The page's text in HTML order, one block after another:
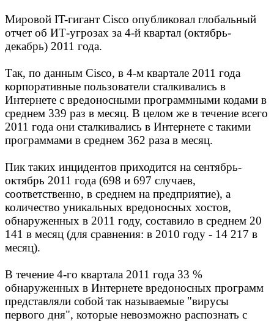
Мировой IT-гигант Cisco опубликовал глобальный
отчет об ИТ-угрозах за 4-й квартал (октябрь-
декабрь) 2011 года.
Так, по данным Cisco, в 4-м квартале 2011 года
корпоративные пользователи сталкивались в
Интернете с вредоносными программными кодами в
среднем 339 раз в месяц. В целом же в течение всего
2011 года они сталкивались в Интернете с такими
программами в среднем 362 раза в месяц.
Пик таких инцидентов приходится на сентябрь-
октябрь 2011 года (698 и 697 случаев,
соответственно, в среднем на предприятие), а
количество уникальных вредоносных хостов,
обнаруженных в 2011 году, составило в среднем 20
141 в месяц (для сравнения: в 2010 году - 14 217 в
месяц).
В течение 4-го квартала 2011 года 33 %
обнаруженных в Интернете вредоносных программ
представляли собой так называемые "вирусы
первого дня", которые невозможно распознать с